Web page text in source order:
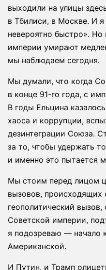
выходили на улицы
в Тбилиси, в Москве. И
невероятно быстро».
империи умирают
мы наблюдаем сегодня.
Мы думали, что когда
в конце 91-го года, с
В годы Ельцина
хаоса и коррупции,
дезинтеграции Союза.
за то, чтобы удержать
и именно это пытается
Мы стоим перед лицом
вызовов, происходящих
геополитический
Советской империи,
я подозреваю — начало
Американской.
И Путин, и Трамп